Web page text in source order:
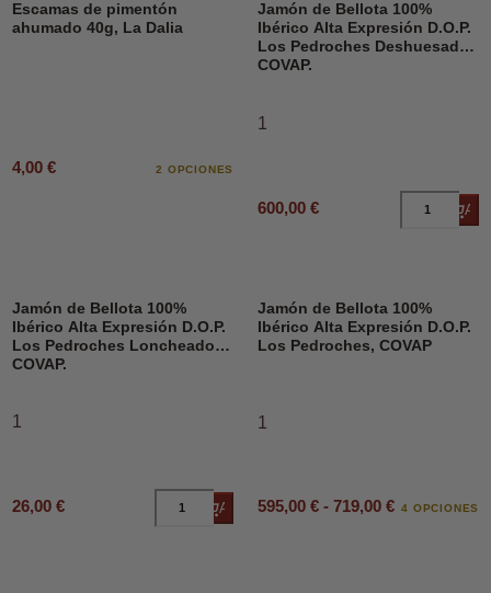
Escamas de pimentón
ahumado 40g, La Dalia
4,00 € 2 OPCIONES
Jamón de Bellota 100%
Ibérico Alta Expresión D.O.P.
Los Pedroches Deshuesado,
COVAP.
1
600,00 €
Jamón de Bellota 100%
Ibérico Alta Expresión D.O.P.
Los Pedroches Loncheado,
COVAP.
1
26,00 € Añadir al carrito
Jamón de Bellota 100%
Ibérico Alta Expresión D.O.P.
Los Pedroches, COVAP
1
595,00 € - 719,00 € 4 OPCIONES